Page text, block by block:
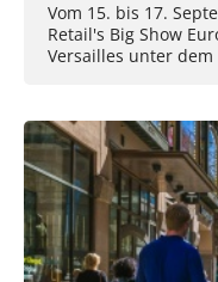
Vom 15. bis 17.
Retail's Big Show
Versailles unter